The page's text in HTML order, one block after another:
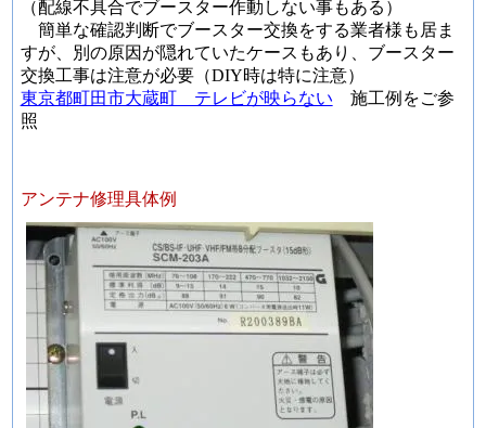
（配線不具合でブースター作動しない事もある）
簡単な確認判断でブースター交換をする業者様も居ま
すが、別の原因が隠れていたケースもあり、ブースター
交換工事は注意が必要（DIY時は特に注意）
東京都町田市大蔵町 テレビが映らない 施工例をご参
照
アンテナ修理具体例